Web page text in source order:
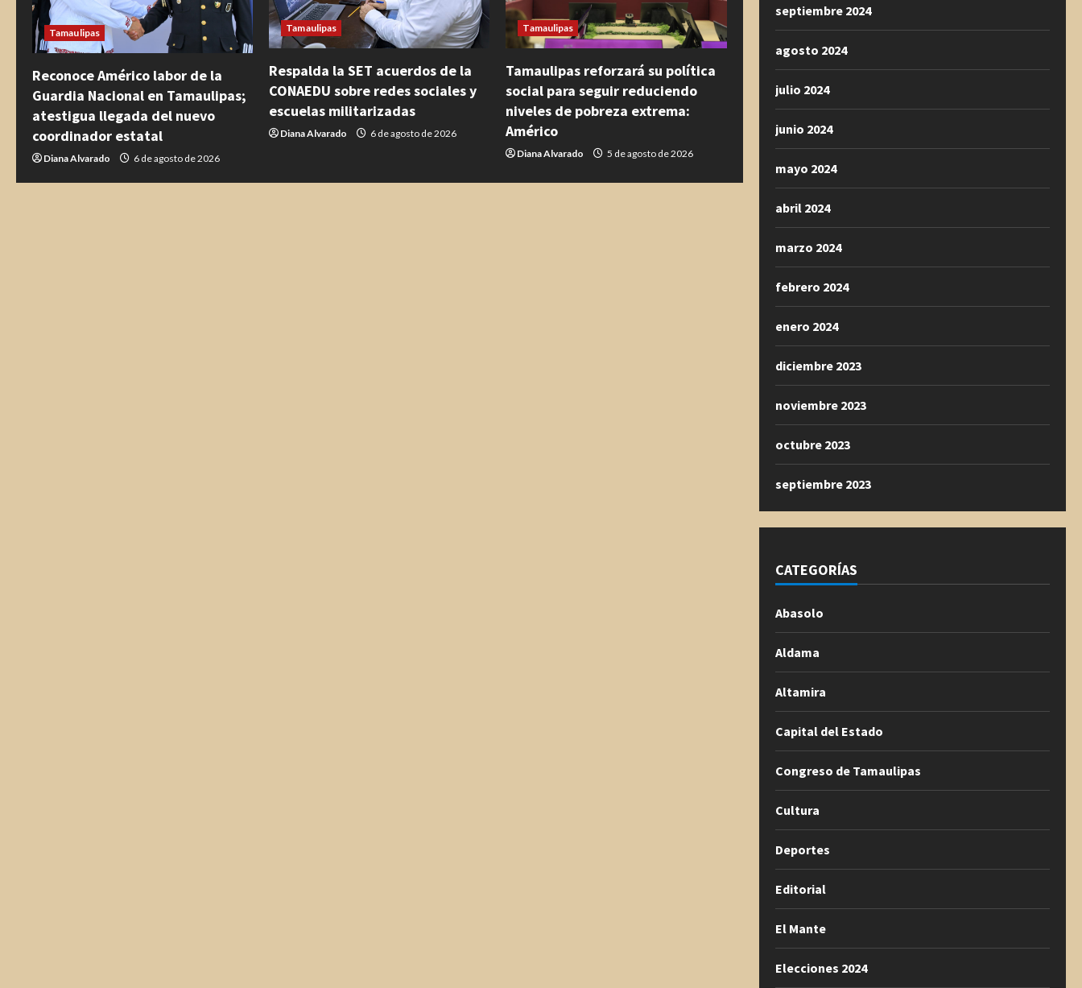
e
n
d
o
Tamaulipas
Reconoce Américo labor de la
Guardia Nacional en Tamaulipas;
atestigua llegada del nuevo
coordinador estatal
Diana Alvarado 6 de agosto de 2026
Tamaulipas
Respalda la SET acuerdos de la
CONAEDU sobre redes sociales y
escuelas militarizadas
Diana Alvarado 6 de agosto de 2026
Tamaulipas
Tamaulipas reforzará su política
social para seguir reduciendo
niveles de pobreza extrema:
Américo
Diana Alvarado 5 de agosto de 2026
septiembre 2024
agosto 2024
julio 2024
junio 2024
mayo 2024
abril 2024
marzo 2024
febrero 2024
enero 2024
diciembre 2023
noviembre 2023
octubre 2023
septiembre 2023
CATEGORÍAS
Abasolo
Aldama
Altamira
Capital del Estado
Congreso de Tamaulipas
Cultura
Deportes
Editorial
El Mante
Elecciones 2024